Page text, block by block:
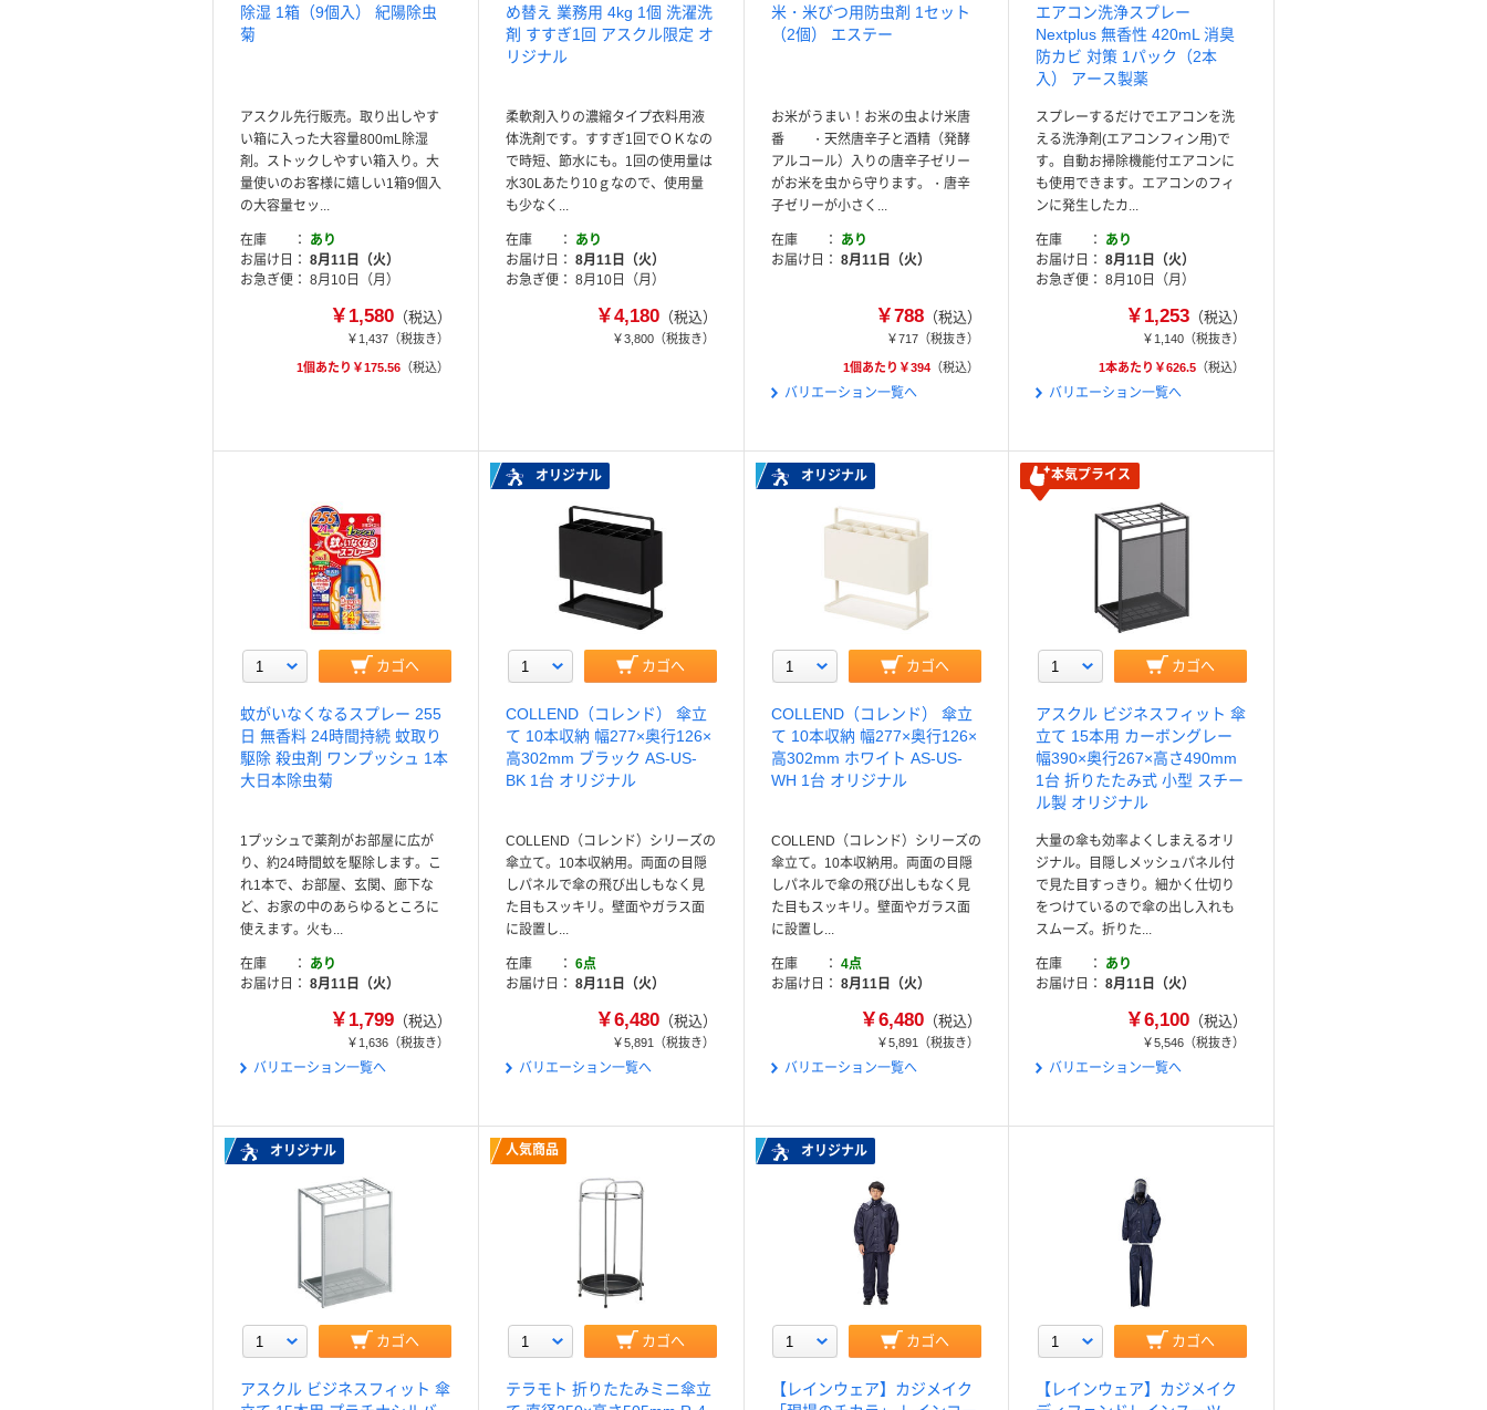
除湿 1箱（9個入） 紀陽除虫
菊
アスクル先行販売。取り出しやす
い箱に入った大容量800mL除湿
剤。ストックしやすい箱入り。大
量使いのお客様に嬉しい1箱9個入
の大容量セッ...
在庫
あり
お届け日
8月11日（火）
お急ぎ便
8月10日（月）
￥1,580（税込）
￥1,437（税抜き）
1個あたり￥175.56（税込）
め替え 業務用 4kg 1個 洗濯洗
剤 すすぎ1回 アスクル限定 オ
リジナル
柔軟剤入りの濃縮タイプ衣料用液
体洗剤です。すすぎ1回でＯＫなの
で時短、節水にも。1回の使用量は
水30Lあたり10ｇなので、使用量
も少なく...
在庫
あり
お届け日
8月11日（火）
お急ぎ便
8月10日（月）
￥4,180（税込）
￥3,800（税抜き）
米・米びつ用防虫剤 1セット
（2個） エステー
お米がうまい！お米の虫よけ米唐
番 ・天然唐辛子と酒精（発酵
アルコール）入りの唐辛子ゼリー
がお米を虫から守ります。・唐辛
子ゼリーが小さく...
在庫
あり
お届け日
8月11日（火）
￥788 （税込）
￥717 （税抜き）
1個あたり￥394 （税込）
バリエーション一覧へ
エアコン洗浄スプレー
Nextplus 無香性 420mL 消臭
防カビ 対策 1パック（2本
入） アース製薬
スプレーするだけでエアコンを洗
える洗浄剤(エアコンフィン用)で
す。自動お掃除機能付エアコンに
も使用できます。エアコンのフィ
ンに発生したカ...
在庫
あり
お届け日
8月11日（火）
お急ぎ便
8月10日（月）
￥1,253 （税込）
￥1,140 （税抜き）
1本あたり￥626.5 （税込）
バリエーション一覧へ
カゴへ
蚊がいなくなるスプレー 255
日 無香料 24時間持続 蚊取り
駆除 殺虫剤 ワンプッシュ 1本
大日本除虫菊
1プッシュで薬剤がお部屋に広が
り、約24時間蚊を駆除します。こ
れ1本で、お部屋、玄関、廊下な
ど、お家の中のあらゆるところに
使えます。火も...
在庫
あり
お届け日
8月11日（火）
￥1,799（税込）
￥1,636（税抜き）
バリエーション一覧へ
オリジナル
カゴへ
COLLEND（コレンド） 傘立
て 10本収納 幅277×奥行126×
高302mm ブラック AS-US-
BK 1台 オリジナル
COLLEND（コレンド）シリーズの
傘立て。10本収納用。両面の目隠
しパネルで傘の飛び出しもなく見
た目もスッキリ。壁面やガラス面
に設置し...
在庫
6点
お届け日
8月11日（火）
￥6,480（税込）
￥5,891 （税抜き）
バリエーション一覧へ
オリジナル
カゴへ
COLLEND（コレンド） 傘立
て 10本収納 幅277×奥行126×
高302mm ホワイト AS-US-
WH 1台 オリジナル
COLLEND（コレンド）シリーズの
傘立て。10本収納用。両面の目隠
しパネルで傘の飛び出しもなく見
た目もスッキリ。壁面やガラス面
に設置し...
在庫
4点
お届け日
8月11日（火）
￥6,480 （税込）
￥5,891 （税抜き）
バリエーション一覧へ
本気プライス
カゴへ
アスクル ビジネスフィット 傘
立て 15本用 カーボングレー
幅390×奥行267×高さ490mm
1台 折りたたみ式 小型 スチー
ル製 オリジナル
大量の傘も効率よくしまえるオリ
ジナル。目隠しメッシュパネル付
で見た目すっきり。細かく仕切り
をつけているので傘の出し入れも
スムーズ。折りた...
在庫
あり
お届け日
8月11日（火）
￥6,100 （税込）
￥5,546 （税抜き）
バリエーション一覧へ
オリジナル
カゴへ
アスクル ビジネスフィット 傘
人気商品
カゴへ
テラモト 折りたたみミニ傘立
オリジナル
カゴへ
【レインウェア】カジメイク
カゴへ
【レインウェア】カジメイク